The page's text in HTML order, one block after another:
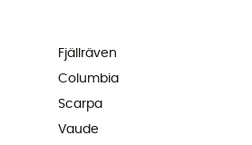
Fjällräven
Columbia
Scarpa
Vaude